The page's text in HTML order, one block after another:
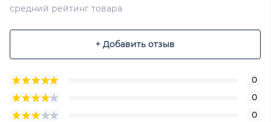
средний рейтинг товара
+ Добавить отзыв
0
0
0